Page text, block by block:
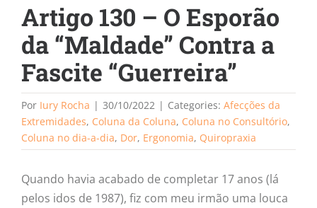
Artigo 130 – O Esporão
da “Maldade” Contra a
Fascite “Guerreira”
Por Iury Rocha | 30/10/2022 | Categories: Afecções da
Extremidades, Coluna da Coluna, Coluna no Consultório,
Coluna no dia-a-dia, Dor, Ergonomia, Quiropraxia
Quando havia acabado de completar 17 anos (lá
pelos idos de 1987), fiz com meu irmão uma louca